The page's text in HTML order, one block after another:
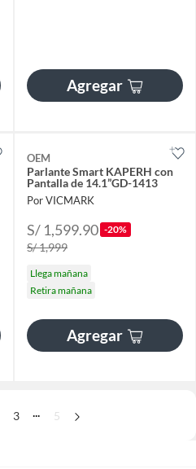
Agregar
OEM
Parlante Smart KAPERH con
Pantalla de 14.1”GD-1413
Por VICMARK
S/ 1,599.90 -20%
S/ 1,999
Llega mañana
Retira mañana
Agregar
3 ... 5